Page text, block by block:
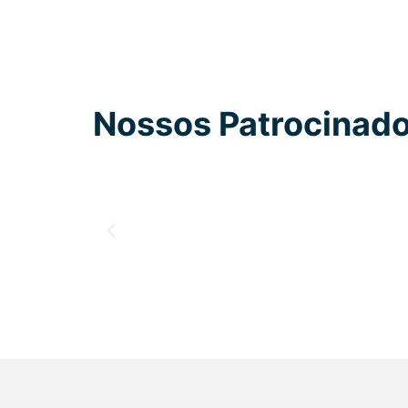
Nossos